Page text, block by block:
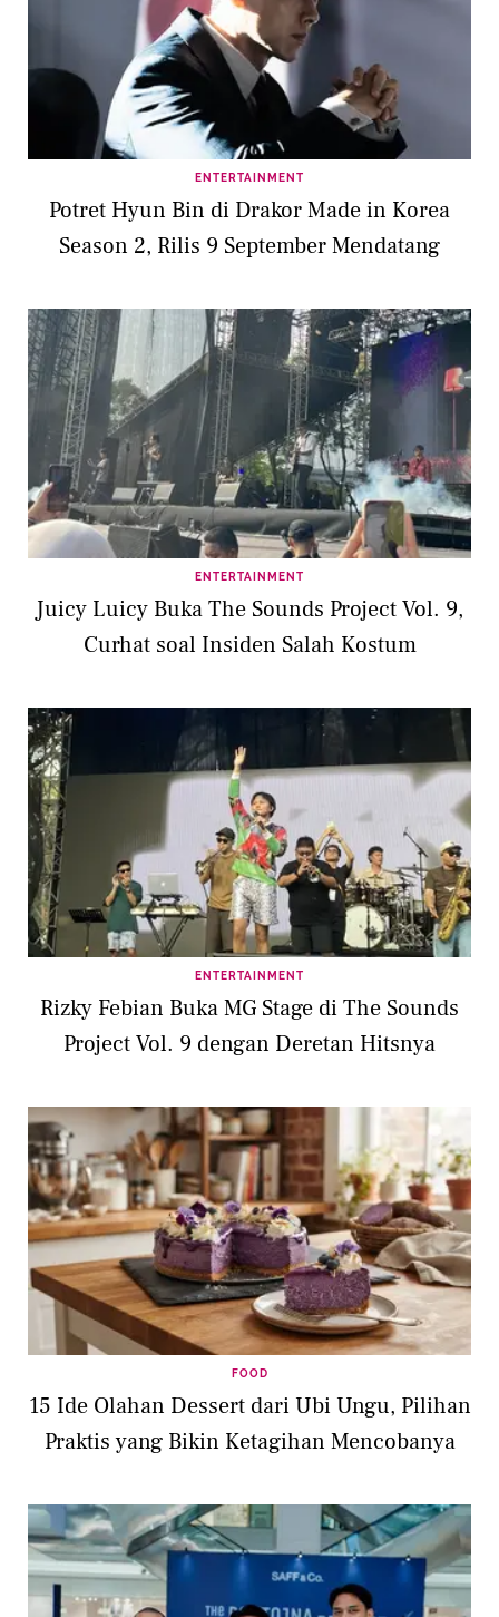
ENTERTAINMENT
Potret Hyun Bin di Drakor Made in Korea
Season 2, Rilis 9 September Mendatang
ENTERTAINMENT
Juicy Luicy Buka The Sounds Project Vol. 9,
Curhat soal Insiden Salah Kostum
ENTERTAINMENT
Rizky Febian Buka MG Stage di The Sounds
Project Vol. 9 dengan Deretan Hitsnya
FOOD
15 Ide Olahan Dessert dari Ubi Ungu, Pilihan
Praktis yang Bikin Ketagihan Mencobanya